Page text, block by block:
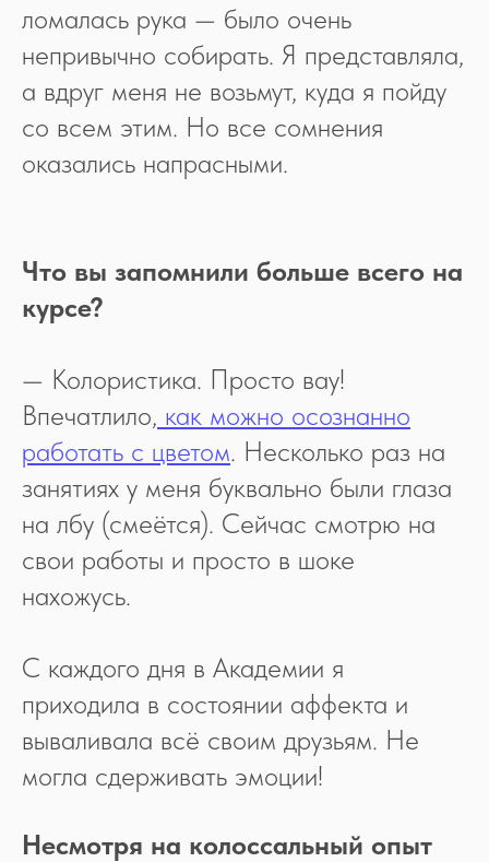
ломалась рука — было очень
непривычно собирать. Я представляла,
а вдруг меня не возьмут, куда я пойду
со всем этим. Но все сомнения
оказались напрасными.
Что вы запомнили больше всего на
курсе?
— Колористика. Просто вау!
Впечатлило, как можно осознанно
работать с цветом. Несколько раз на
занятиях у меня буквально были глаза
на лбу (смеётся). Сейчас смотрю на
свои работы и просто в шоке
нахожусь.
С каждого дня в Академии я
приходила в состоянии аффекта и
вываливала всё своим друзьям. Не
могла сдерживать эмоции!
Несмотря на колоссальный опыт